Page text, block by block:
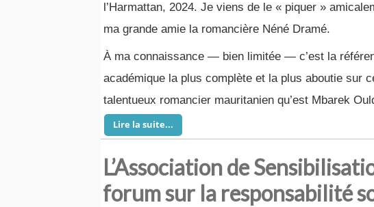
l’Harmattan, 2024. Je viens de le « piquer »
ma grande amie la romancière Néné Dramé.
À ma connaissance — bien limitée — c’est la
académique la plus complète et la plus aboutie sur
talentueux romancier mauritanien qu’est Mbarek
Lire la suite...
L’Association de
forum sur la responsabilité